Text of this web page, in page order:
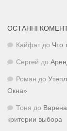
ОСТАННІ
Кайфат до Что
Сергей до
Роман до
Окна»
Тоня до
критерии выбора